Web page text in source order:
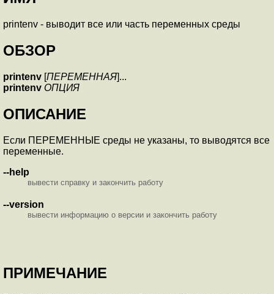
printenv - выводит все или часть переменных среды
ОБЗОР
printenv [ПЕРЕМЕННАЯ]...
printenv ОПЦИЯ
ОПИСАНИЕ
Если ПЕРЕМЕННЫЕ среды не указаны, то выводятся все
переменные.
--help
вывести справку и закончить работу
--version
вывести информацию о версии и закончить работу
ПРИМЕЧАНИЕ